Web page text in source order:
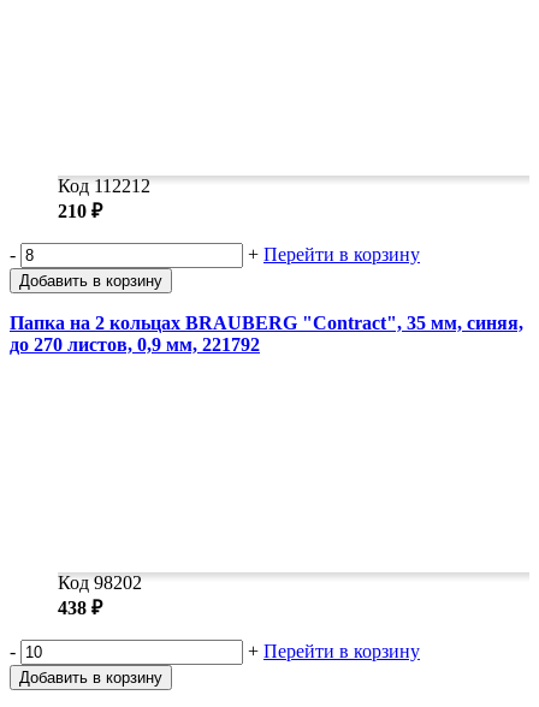
Код 112212
210 ₽
- + Перейти в корзину
Добавить в корзину
Папка на 2 кольцах BRAUBERG "Contract", 35 мм, синяя,
до 270 листов, 0,9 мм, 221792
Код 98202
438 ₽
- + Перейти в корзину
Добавить в корзину